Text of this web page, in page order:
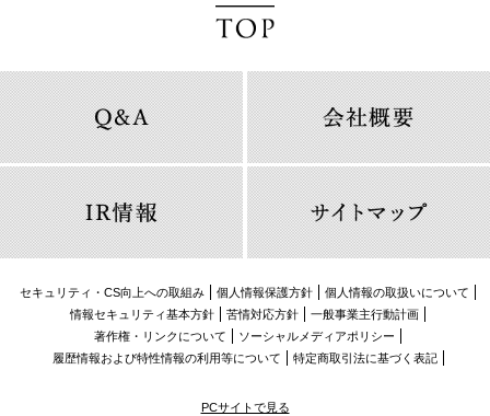
セキュリティ・CS向上への取組み 個人情報保護方針
個人情報の取扱いについて
情報セキュリティ基本方針
苦情対応方針
一般事業主行動計画
著作権・リンクについて
ソーシャルメディアポリシー
履歴情報および特性情報の利用等について
特定商取引法に基づく表記
PCサイトで見る